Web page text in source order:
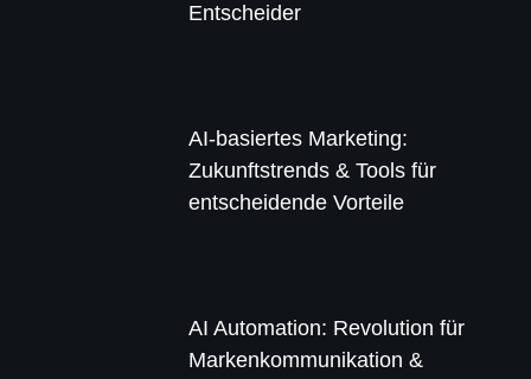
Entscheider
AI-basiertes Marketing:
Zukunftstrends & Tools für
entscheidende Vorteile
AI Automation: Revolution für
Markenkommunikation &